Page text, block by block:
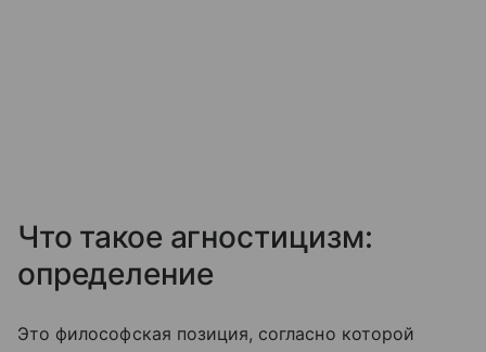
Что такое агностицизм:
определение
Это философская позиция, согласно которой